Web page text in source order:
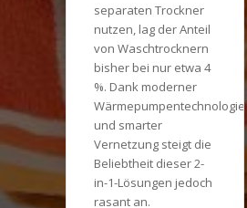
separaten Trockner
nutzen, lag der Anteil
von Waschtrocknern
bisher bei nur etwa 4
%. Dank moderner
Wärmepumpentechnologie
und smarter
Vernetzung steigt die
Beliebtheit dieser 2-
in-1-Lösungen jedoch
rasant an.